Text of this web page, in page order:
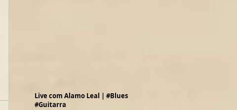
Live com Alamo Leal | #Blues
#Guitarra